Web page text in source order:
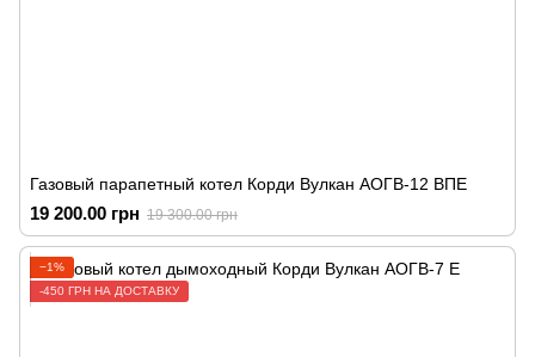
Газовый парапетный котел Корди Вулкан АОГВ-12 ВПЕ
19 200.00 грн 19 300.00 грн
−1%
-450 ГРН НА ДОСТАВКУ